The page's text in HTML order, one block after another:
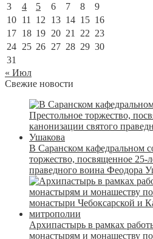
3
4 5 6 7 8
9
10 11 12 13 14 15 16
17 18 19 20 21 22 23
24 25 26 27 28 29 30
31
« Июл
Свежие новости
В Саранском кафедральном
торжество, посвященное 25-
праведного воина Феодора
Архипастырь в рамках
монастырям и монашеству